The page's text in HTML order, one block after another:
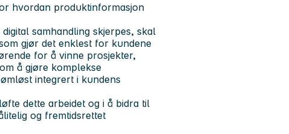
hvordan produktinformasjon
samhandling skjerpes, skal
gjør det enklest for kundene
for å vinne prosjekter,
å gjøre komplekse
integrert i kundens
dette arbeidet og i å bidra til
og fremtidsrettet